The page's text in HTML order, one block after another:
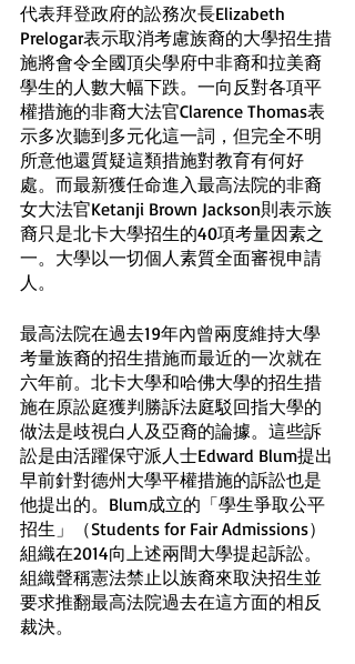
代表拜登政府的訟務次長Elizabeth
Prelogar表示取消考慮族裔的大學招生措
施將會令全國頂尖學府中非裔和拉美裔
學生的人數大幅下跌。一向反對各項平
權措施的非裔大法官Clarence Thomas表
示多次聽到多元化這一詞，但完全不明
所意他還質疑這類措施對教育有何好
處。而最新獲任命進入最高法院的非裔
女大法官Ketanji Brown Jackson則表示族
裔只是北卡大學招生的40項考量因素之
一。大學以一切個人素質全面審視申請
人。
最高法院在過去19年內曾兩度維持大學
考量族裔的招生措施而最近的一次就在
六年前。北卡大學和哈佛大學的招生措
施在原訟庭獲判勝訴法庭駁回指大學的
做法是歧視白人及亞裔的論據。這些訴
訟是由活躍保守派人士Edward Blum提出
早前針對德州大學平權措施的訴訟也是
他提出的。Blum成立的「學生爭取公平
招生」（Students for Fair Admissions）
組織在2014向上述兩間大學提起訴訟。
組織聲稱憲法禁止以族裔來取決招生並
要求推翻最高法院過去在這方面的相反
裁決。